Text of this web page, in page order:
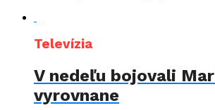
Televízia
V nedeľu bojovali
vyrovnane